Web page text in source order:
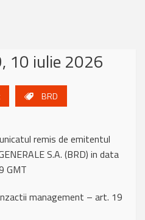
10 iulie 2026
BRD
remis de emitentul
S.A. (BRD) in data
GMT
management – art. 19